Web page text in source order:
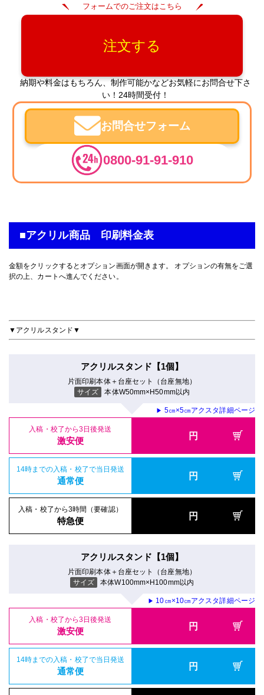
フォームでのご注文はこちら
注文する
納期や料金はもちろん、制作可能かなどお気軽にお問合せ下さ
い！24時間受付！
お問合せフォーム
0800-91-91-910
■アクリル商品 印刷料金表
金額をクリックするとオプション画面が開きます。 オプションの有無をご選
択の上、カートへ進んでください。
▼アクリルスタンド▼
アクリルスタンド【1個】
片面印刷本体＋台座セット（台座無地）
サイズ
本体W50mm×H50mm以内
▶ 5㎝×5㎝アクスタ詳細ページ
入稿・校了から3日後発送
激安便 円
14時までの入稿・校了で当日発送
通常便 円
入稿・校了から3時間（要確認）
特急便 円
アクリルスタンド【1個】
片面印刷本体＋台座セット（台座無地）
サイズ
本体W100mm×H100mm以内
▶ 10㎝×10㎝アクスタ詳細ページ
入稿・校了から3日後発送
激安便 円
14時までの入稿・校了で当日発送
通常便 円